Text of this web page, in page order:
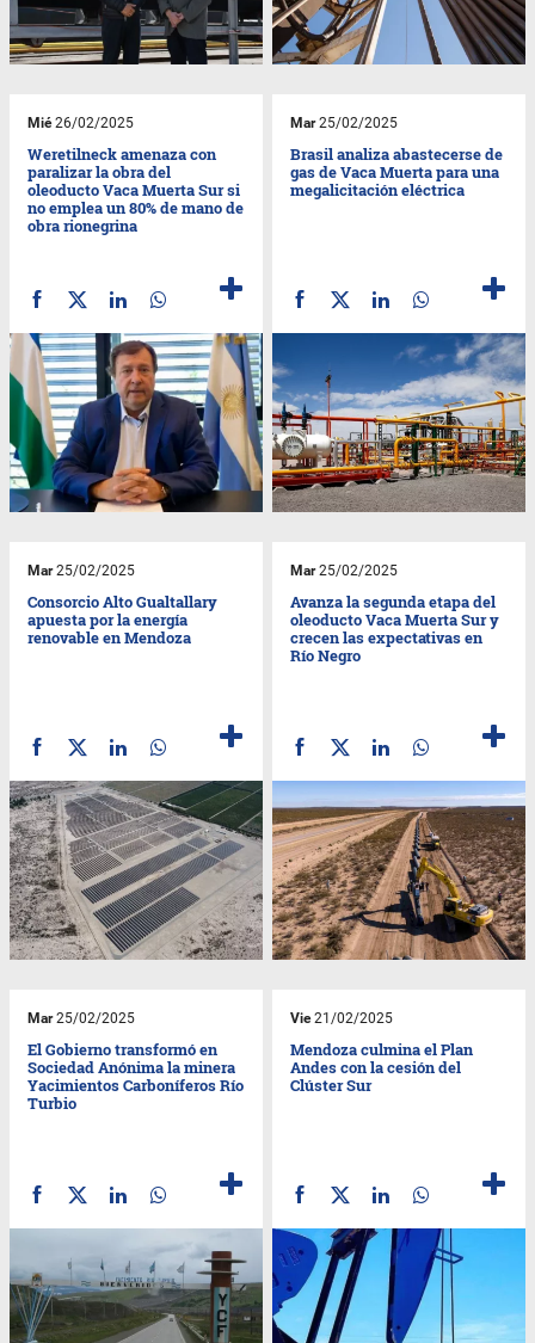
Mié26/02/2025
Weretilneck amenaza con
paralizar la obra del
oleoducto Vaca Muerta Sur si
no emplea un 80% de mano de
obra rionegrina
Mar25/02/2025
Brasil analiza abastecerse de
gas de Vaca Muerta para una
megalicitación eléctrica
Mar25/02/2025
Consorcio Alto Gualtallary
apuesta por la energía
renovable en Mendoza
Mar25/02/2025
Avanza la segunda etapa del
oleoducto Vaca Muerta Sur y
crecen las expectativas en
Río Negro
Mar25/02/2025
El Gobierno transformó en
Sociedad Anónima la minera
Yacimientos Carboníferos Río
Turbio
Vie21/02/2025
Mendoza culmina el Plan
Andes con la cesión del
Clúster Sur